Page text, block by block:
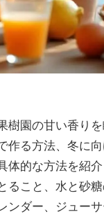
樹園の甘い香り
作る方法、冬に
体的な方法を紹
ること、水と砂
ンダー、ジュー